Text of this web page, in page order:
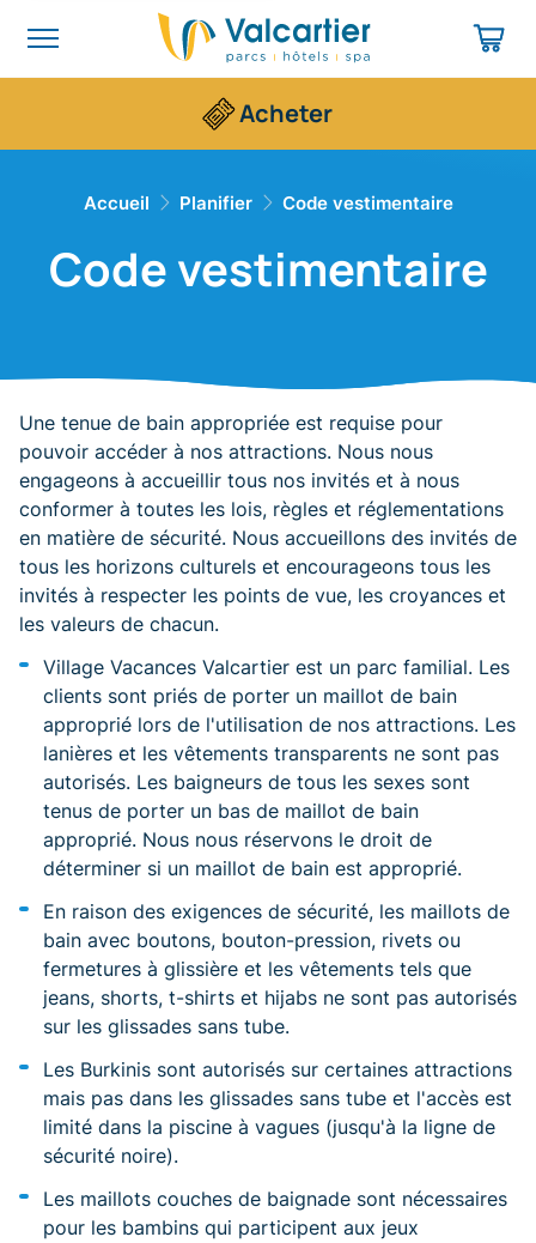
Acheter
Accueil Planifier ​Code vestimentaire
​Code vestimentaire
Une tenue de bain appropriée est requise pour
pouvoir accéder à nos attractions. Nous nous
engageons à accueillir tous nos invités et à nous
conformer à toutes les lois, règles et réglementations
en matière de sécurité. Nous accueillons des invités de
tous les horizons culturels et encourageons tous les
invités à respecter les points de vue, les croyances et
les valeurs de chacun.
Village Vacances Valcartier est un parc familial. Les
clients sont priés de porter un maillot de bain
approprié lors de l'utilisation de nos attractions. Les
lanières et les vêtements transparents ne sont pas
autorisés. Les baigneurs de tous les sexes sont
tenus de porter un bas de maillot de bain
approprié. Nous nous réservons le droit de
déterminer si un maillot de bain est approprié.
En raison des exigences de sécurité, les maillots de
bain avec boutons, bouton-pression, rivets ou
fermetures à glissière et les vêtements tels que
jeans, shorts, t-shirts et hijabs ne sont pas autorisés
sur les glissades sans tube.
Les Burkinis sont autorisés sur certaines attractions
mais pas dans les glissades sans tube et l'accès est
limité dans la piscine à vagues (jusqu'à la ligne de
sécurité noire).
Les maillots couches de baignade sont nécessaires
pour les bambins qui participent aux jeux